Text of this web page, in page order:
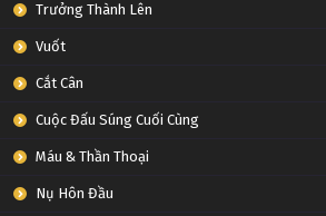
Trưởng Thành Lên
Vuốt
Cắt Cân
Cuộc Đấu Súng Cuối Cùng
Máu & Thần Thoại
Nụ Hôn Đầu